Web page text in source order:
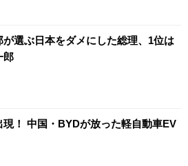
が選ぶ日本をダメにした総理、1位は
郎
現！ 中国・BYDが放った軽自動車EV